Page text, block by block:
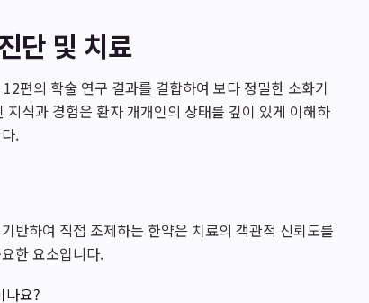
단 및 치료
편의 학술 연구 결과를 결합하여 보다 정밀한 소화기
지식과 경험은 환자 개개인의 상태를 깊이 있게 이해하
.
반하여 직접 조제하는 한약은 치료의 객관적 신뢰도를
한 요소입니다.
나요?